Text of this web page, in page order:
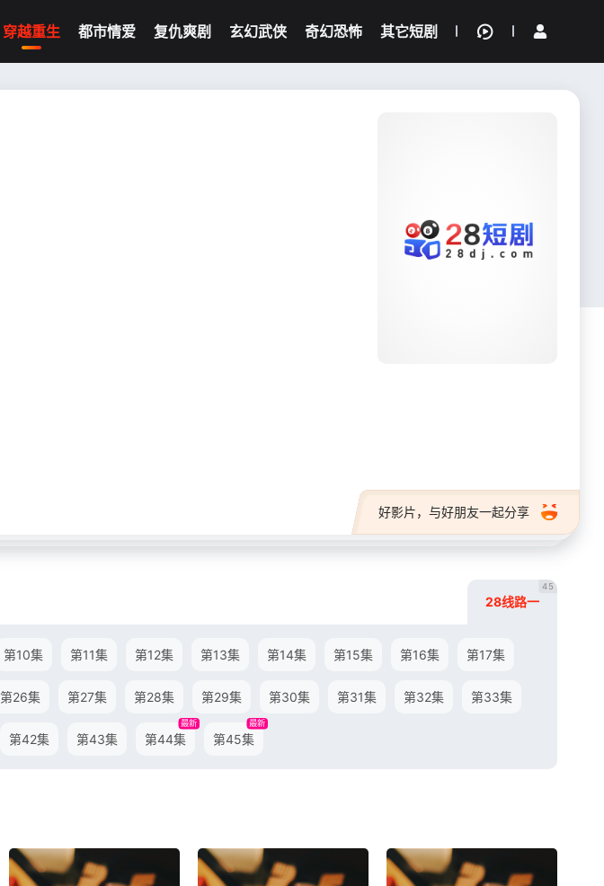
穿越重生 都市情爱 复仇爽剧 玄幻武侠 奇幻恐怖 其它短剧
我的观影记录
好影片，与好朋友一起分享
28线路一
45
第10集 第11集 第12集 第13集 第14集 第15集 第16集 第17集
第26集 第27集 第28集 第29集 第30集 第31集 第32集 第33集
第42集 第43集 第44集
最新
第45集
最新